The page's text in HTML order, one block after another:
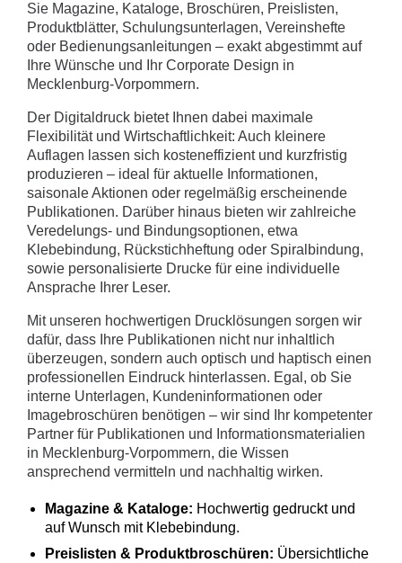
Sie Magazine, Kataloge, Broschüren, Preislisten,
Produktblätter, Schulungsunterlagen, Vereinshefte
oder Bedienungsanleitungen – exakt abgestimmt auf
Ihre Wünsche und Ihr Corporate Design in
Mecklenburg-Vorpommern.
Der Digitaldruck bietet Ihnen dabei maximale
Flexibilität und Wirtschaftlichkeit: Auch kleinere
Auflagen lassen sich kosteneffizient und kurzfristig
produzieren – ideal für aktuelle Informationen,
saisonale Aktionen oder regelmäßig erscheinende
Publikationen. Darüber hinaus bieten wir zahlreiche
Veredelungs- und Bindungsoptionen, etwa
Klebebindung, Rückstichheftung oder Spiralbindung,
sowie personalisierte Drucke für eine individuelle
Ansprache Ihrer Leser.
Mit unseren hochwertigen Drucklösungen sorgen wir
dafür, dass Ihre Publikationen nicht nur inhaltlich
überzeugen, sondern auch optisch und haptisch einen
professionellen Eindruck hinterlassen. Egal, ob Sie
interne Unterlagen, Kundeninformationen oder
Imagebroschüren benötigen – wir sind Ihr kompetenter
Partner für Publikationen und Informationsmaterialien
in Mecklenburg-Vorpommern, die Wissen
ansprechend vermitteln und nachhaltig wirken.
Magazine & Kataloge: Hochwertig gedruckt und
auf Wunsch mit Klebebindung.
Preislisten & Produktbroschüren: Übersichtliche